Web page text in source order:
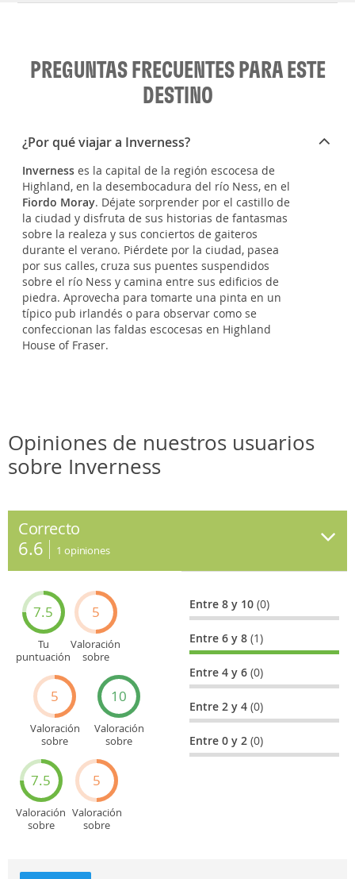
PREGUNTAS FRECUENTES PARA ESTE
DESTINO
¿Por qué viajar a Inverness?
Inverness es la capital de la región escocesa de
Highland, en la desembocadura del río Ness, en el
Fiordo Moray. Déjate sorprender por el castillo de
la ciudad y disfruta de sus historias de fantasmas
sobre la realeza y sus conciertos de gaiteros
durante el verano. Piérdete por la ciudad, pasea
por sus calles, cruza sus puentes suspendidos
sobre el río Ness y camina entre sus edificios de
piedra. Aprovecha para tomarte una pinta en un
típico pub irlandés o para observar como se
confeccionan las faldas escocesas en Highland
House of Fraser.
Opiniones de nuestros usuarios
sobre Inverness
Correcto
6.6 1 opiniones
7.5
Tu
puntuación
5
Valoración
sobre
5
Valoración
sobre
10
Valoración
sobre
turísticos
7.5
Valoración
sobre
5
Valoración
sobre
Entre 8 y 10(0)
Entre 6 y 8(1)
Entre 4 y 6(0)
Entre 2 y 4(0)
Entre 0 y 2(0)